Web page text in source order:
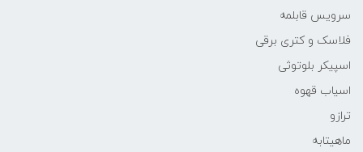
سرویس قابلمه
فلاسک و کتری برقی
اسپیکر بلوتوثی
اسیاب قهوه
ترازو
ماهیتابه